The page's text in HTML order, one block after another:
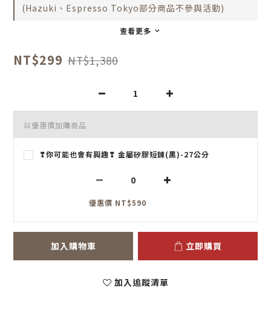
(Hazuki、Espresso Tokyo部分商品不參與活動)
查看更多
NT$299 NT$1,380
以優惠價加購商品
❣你可能也會有興趣❣ 金屬矽膠短鍊(黑)-27公分
優惠價 NT$590
加入購物車 立即購買
加入追蹤清單